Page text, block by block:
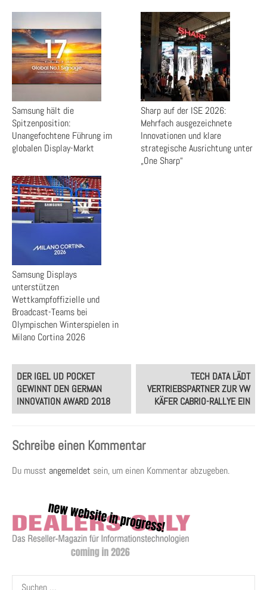
Samsung hält die
Spitzenposition:
Unangefochtene Führung im
globalen Display-Markt
Sharp auf der ISE 2026:
Mehrfach ausgezeichnete
Innovationen und klare
strategische Ausrichtung unter
„One Sharp“
Samsung Displays
unterstützen
Wettkampfoffizielle und
Broadcast-Teams bei
Olympischen Winterspielen in
Milano Cortina 2026
Post
navigation
DER IGEL UD POCKET
GEWINNT DEN GERMAN
INNOVATION AWARD 2018
TECH DATA LÄDT
VERTRIEBSPARTNER ZUR VW
KÄFER CABRIO-RALLYE EIN
Schreibe einen Kommentar
Du musst angemeldet sein, um einen Kommentar abzugeben.
Suchen